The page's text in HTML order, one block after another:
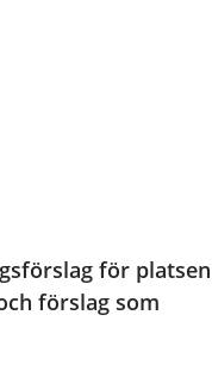
för platsen
förslag som